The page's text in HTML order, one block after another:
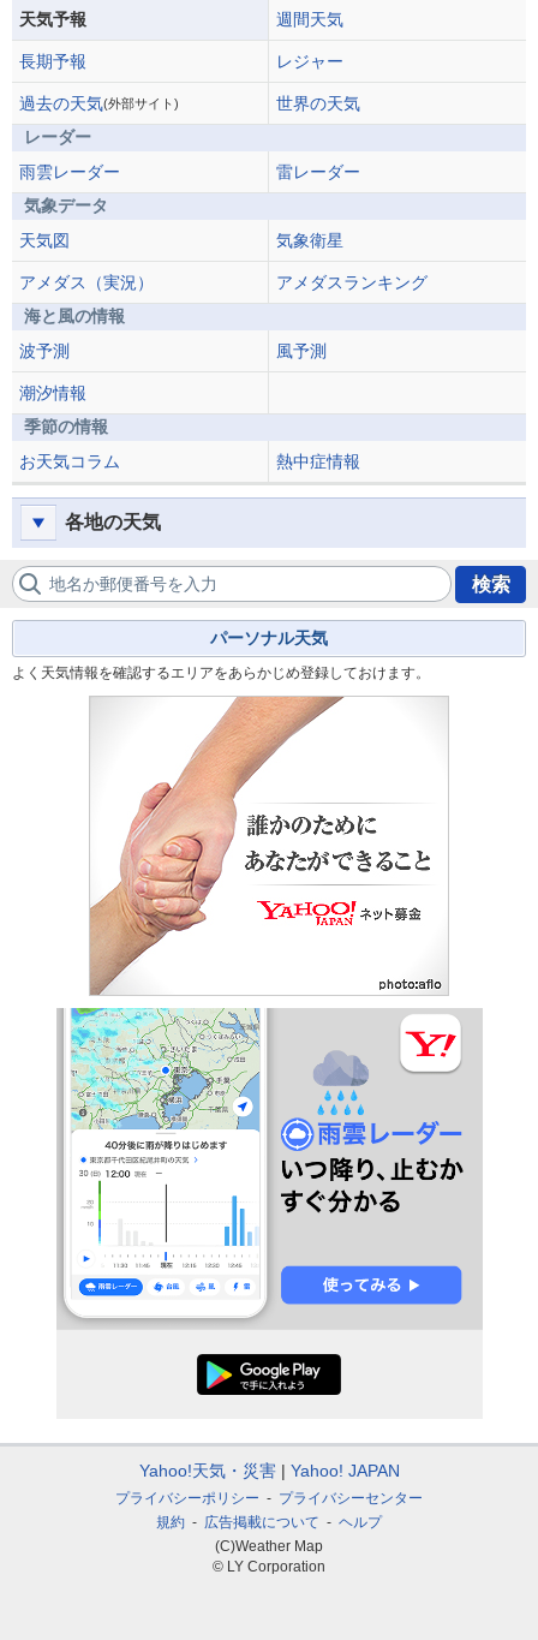
天気予報 週間天気
長期予報 レジャー
過去の天気(外部サイト)
世界の天気
レーダー
雨雲レーダー
雷レーダー
気象データ
天気図
気象衛星
アメダス（実況）
アメダスランキング
海と風の情報
波予測
風予測
潮汐情報
季節の情報
お天気コラム
熱中症情報
各地の天気
地名か郵便番号を入力 検索
パーソナル天気
よく天気情報を確認するエリアをあらかじめ登録しておけます。
Yahoo!天気・災害 Yahoo! JAPAN
プライバシーポリシー
プライバシーセンター
規約
広告掲載について
ヘルプ
(C)Weather Map
© LY Corporation